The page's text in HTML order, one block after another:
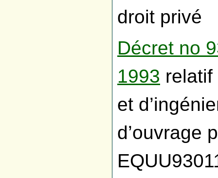
droit privé
Décret no
1993 relatif
et
d’ouvrage